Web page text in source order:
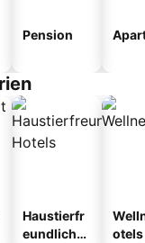
Pension
Haustierfr
eundliche
otels